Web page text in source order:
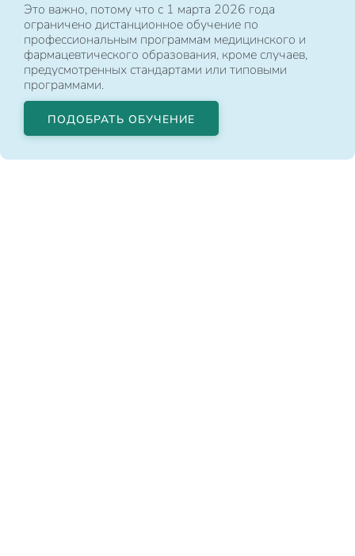
Это важно, потому что с 1 марта 2026 года
ограничено дистанционное обучение по
профессиональным программам медицинского и
фармацевтического образования, кроме случаев,
предусмотренных стандартами или типовыми
программами.
ПОДОБРАТЬ ОБУЧЕНИЕ